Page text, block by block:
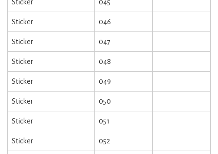
Sticker 045
Sticker 046
Sticker 047
Sticker 048
Sticker 049
Sticker 050
Sticker 051
Sticker 052